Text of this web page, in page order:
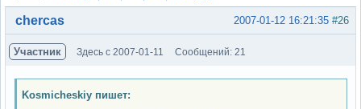
#26
2007-01-12 16:21:35
chercas
Участник Здесь с 2007-01-11 Сообщений: 21
Kosmicheskiy пишет: